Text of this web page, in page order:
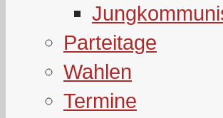
Parteitage
Wahlen
Termine